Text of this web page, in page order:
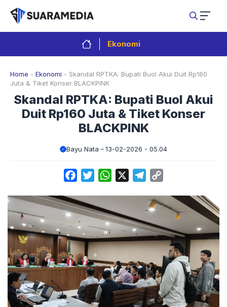
Langsung
isi
Ekonomi
Home - Ekonomi - Skandal RPTKA: Bupati Buol Akui Duit Rp160
Juta & Tiket Konser BLACKPINK
Skandal RPTKA: Bupati Buol Akui
Duit Rp160 Juta & Tiket Konser
BLACKPINK
Bayu Nata 13-02-2026 - 05.04
FacebookTwitterWhatsApp Telegram